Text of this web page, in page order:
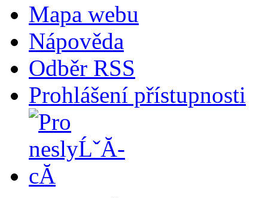
Mapa webu
Nápověda
Odběr RSS
Prohlášení přístupnosti